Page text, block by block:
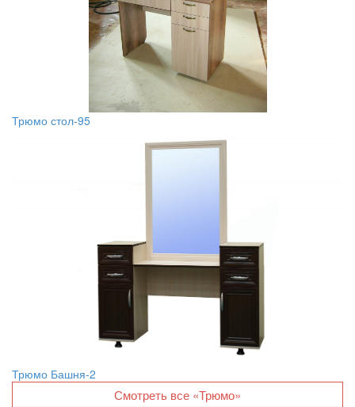
Трюмо стол-95
Трюмо Башня-2
Смотреть все «Трюмо»